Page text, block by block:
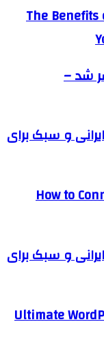
The
۷.۰ منتشر شد –
و سبک برای
How to
و سبک برای
Ultimate